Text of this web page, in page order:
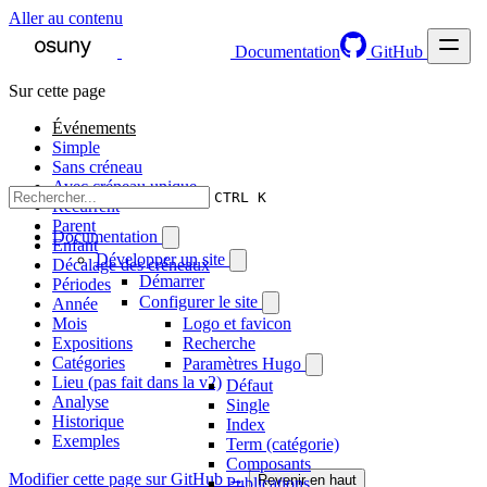
Aller au contenu
Documentation
GitHub
CTRL K
Documentation
Développer un site
Démarrer
Configurer le site
Logo et favicon
Recherche
Paramètres Hugo
Défaut
Single
Index
Term (catégorie)
Composants
Publications
Sur cette page
Événements
Simple
Sans créneau
Avec créneau unique
Récurrent
Parent
Enfant
Décalage des créneaux
Périodes
Année
Mois
Expositions
Catégories
Lieu (pas fait dans la v2)
Analyse
Historique
Exemples
Modifier cette page sur GitHub → Revenir en haut